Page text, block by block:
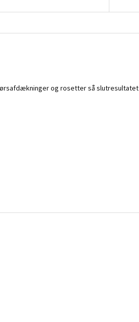
og rosetter så